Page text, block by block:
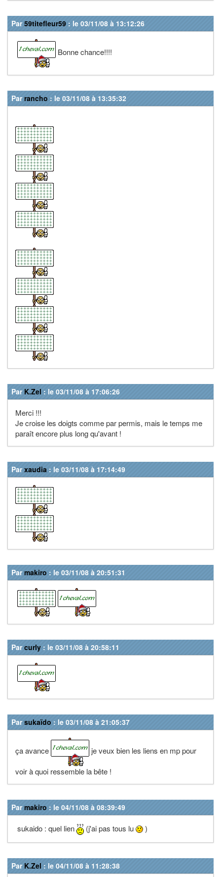
Par59titefleur59 : le 03/11/08 à 13:12:26
Bonne chance!!!!
Parrancho : le 03/11/08 à 13:35:32
Par K.Zel : le 03/11/08 à 17:06:26
Merci !!!
Je croise les doigts comme par permis, mais le temps me
paraît encore plus long qu'avant !
Parxaudia : le 03/11/08 à 17:14:49
Parmakiro : le 03/11/08 à 20:51:31
Parcurly : le 03/11/08 à 20:58:11
Parsukaïdo : le 03/11/08 à 21:05:37
ça avance
je veux bien les liens en mp pour
voir à quoi ressemble la bête !
Parmakiro : le 04/11/08 à 08:39:49
sukaido : quel lien (j'ai pas tous lu )
Par K.Zel : le 04/11/08 à 11:28:38